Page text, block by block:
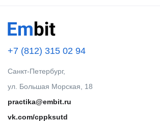
+7 (812) 315 02 94
Санкт-Петербург,
ул. Большая Морская, 18
practika@embit.ru
vk.com/cppksutd